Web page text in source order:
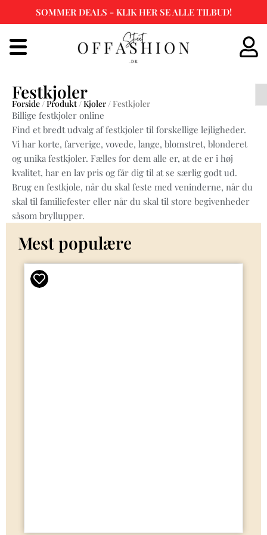
til
SOMMER DEALS - KLIK HER SE ALLE TILBUD!
Festkjoler
Forside/Produkt/Kjoler/ Festkjoler
Billige festkjoler online
Find et bredt udvalg af festkjoler til forskellige lejligheder.
Vi har korte, farverige, vovede, lange, blomstret, blonderet
og unika festkjoler. Fælles for dem alle er, at de er i høj
kvalitet, har en lav pris og får dig til at se særlig godt ud.
Brug en festkjole, når du skal feste med veninderne, når du
skal til familiefester eller når du skal til store begivenheder
såsom bryllupper.
Mest populære